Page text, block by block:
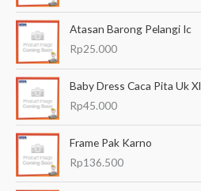
Atasan Barong Pelangi Ic
Rp25.000
Baby Dress Caca Pita Uk Xl
Rp45.000
Frame Pak Karno
Rp136.500